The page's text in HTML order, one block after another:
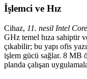
İşlemci ve Hız
Cihaz, 11. nesil Intel
GHz temel hıza sahiptir
çıkabilir; bu yapı ofis
işlem gücü sağlar. 8 MB
planda çalışan